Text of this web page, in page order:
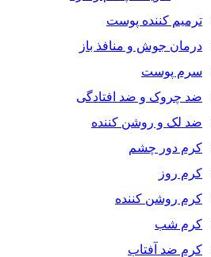
ترمیم کننده پوست
درمان جوش و منافذ باز
سرم پوست
ضد چروک و ضد افتادگی
ضد لک و روشن کننده
کرم دور چشم
کرم روز
کرم روشن کننده
کرم شب
کرم ضد آفتاب